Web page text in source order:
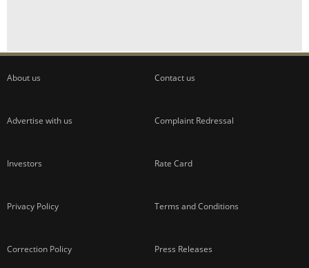
About us Contact us
Advertise with us Complaint Redressal
Investors Rate Card
Privacy Policy Terms and Conditions
Correction Policy Press Releases